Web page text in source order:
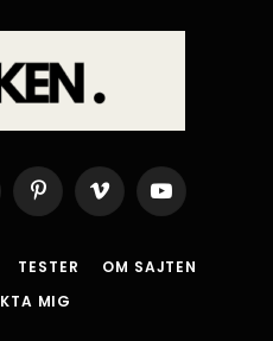
PinterestVimeo YouTube
TESTER
OM SAJTEN
MIG